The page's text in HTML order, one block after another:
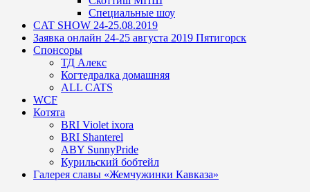
Специальные шоу
CAT SHOW 24-25.08.2019
Заявка онлайн 24-25 августа 2019 Пятигорск
Спонсоры
ТД Алекс
Когтедралка домашняя
ALL CATS
WCF
Котята
BRI Violet ixora
BRI Shanterel
ABY SunnyPride
Курильский бобтейл
Галерея славы «Жемчужинки Кавказа»